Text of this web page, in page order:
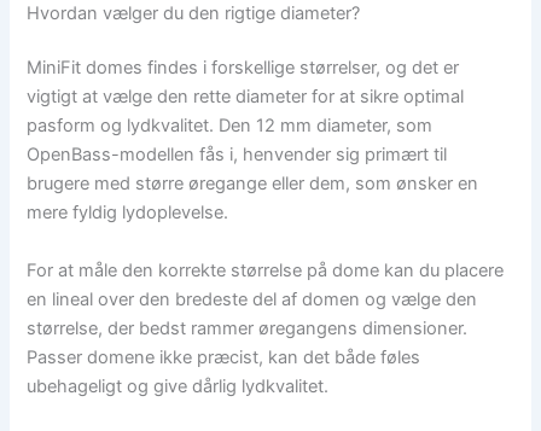
Hvordan vælger du den rigtige diameter?
MiniFit domes findes i forskellige størrelser, og det er
vigtigt at vælge den rette diameter for at sikre optimal
pasform og lydkvalitet. Den 12 mm diameter, som
OpenBass-modellen fås i, henvender sig primært til
brugere med større øregange eller dem, som ønsker en
mere fyldig lydoplevelse.
For at måle den korrekte størrelse på dome kan du placere
en lineal over den bredeste del af domen og vælge den
størrelse, der bedst rammer øregangens dimensioner.
Passer domene ikke præcist, kan det både føles
ubehageligt og give dårlig lydkvalitet.